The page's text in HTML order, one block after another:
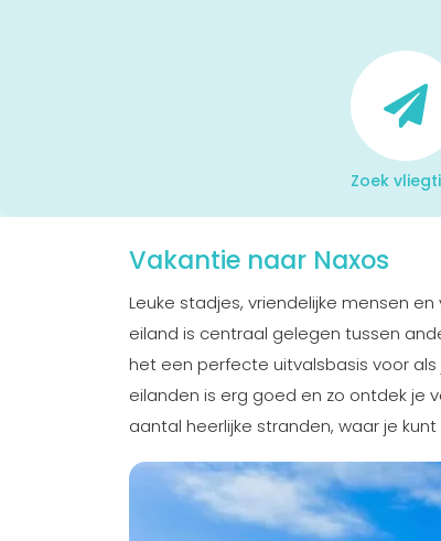
Zoek
Vakantie naar Naxos
Leuke stadjes, vriendelijke mensen
eiland is centraal gelegen tussen
het een perfecte uitvalsbasis voor
eilanden is erg goed en zo ontdek je
aantal heerlijke stranden, waar je